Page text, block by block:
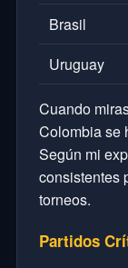
Brasil
Uruguay
Cuando
Colombia se
Según mi
consistentes
torneos.
Partidos